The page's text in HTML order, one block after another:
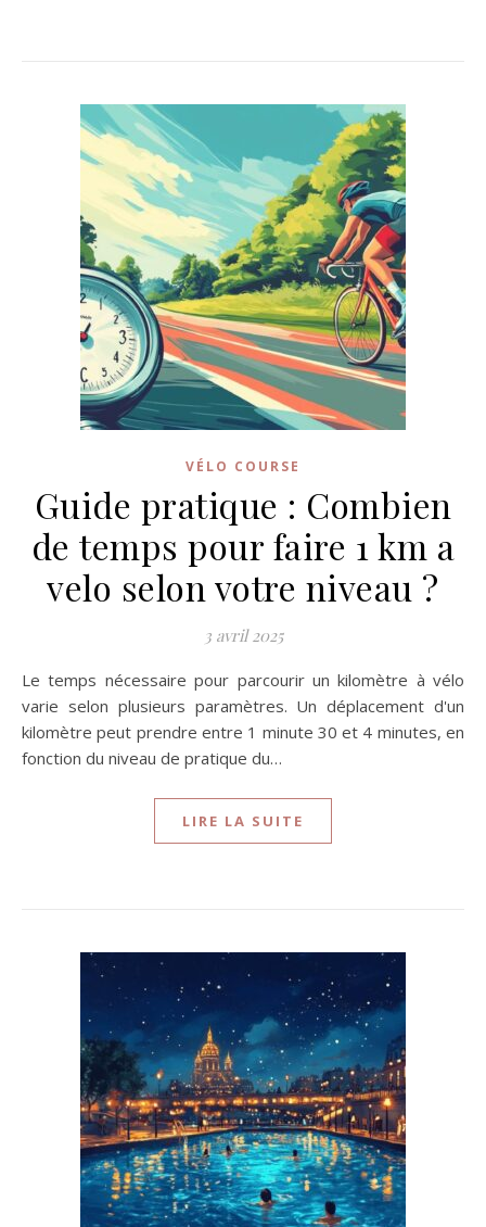
VÉLO COURSE
Guide pratique : Combien
de temps pour faire 1 km a
velo selon votre niveau ?
3 avril 2025
Le temps nécessaire pour parcourir un kilomètre à vélo
varie selon plusieurs paramètres. Un déplacement d'un
kilomètre peut prendre entre 1 minute 30 et 4 minutes, en
fonction du niveau de pratique du…
LIRE LA SUITE